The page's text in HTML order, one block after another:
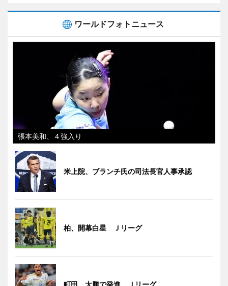
ワールドフォトニュース
張本美和、４強入り
米上院、ブランチ氏の司法長官人事承認
柏、開幕白星 Ｊリーグ
町田、大勝で発進 Ｊリーグ